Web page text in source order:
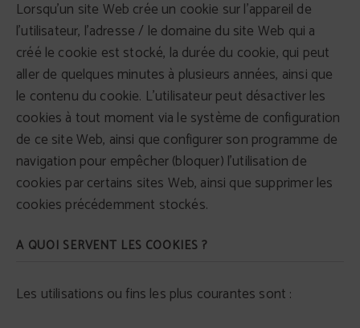
Lorsqu'un site Web crée un cookie sur l'appareil de
l'utilisateur, l'adresse / le domaine du site Web qui a
créé le cookie est stocké, la durée du cookie, qui peut
aller de quelques minutes à plusieurs années, ainsi que
le contenu du cookie. L'utilisateur peut désactiver les
cookies à tout moment via le système de configuration
de ce site Web, ainsi que configurer son programme de
navigation pour empêcher (bloquer) l'utilisation de
cookies par certains sites Web, ainsi que supprimer les
cookies précédemment stockés.
A QUOI SERVENT LES COOKIES ?
Les utilisations ou fins les plus courantes sont :